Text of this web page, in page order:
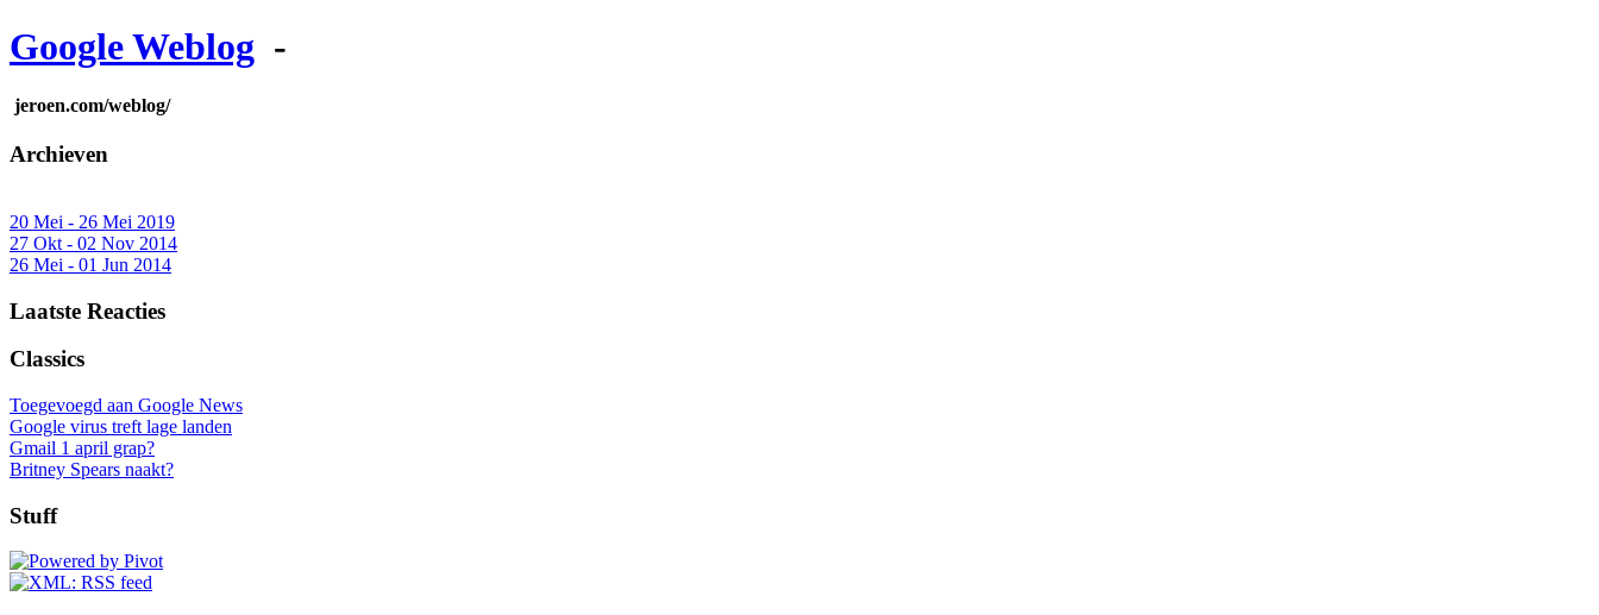
Google Weblog -
jeroen.com/weblog/
Archieven
20 Mei - 26 Mei 2019
27 Okt - 02 Nov 2014
26 Mei - 01 Jun 2014
Laatste Reacties
Classics
Toegevoegd aan Google News
Google virus treft lage landen
Gmail 1 april grap?
Britney Spears naakt?
Stuff